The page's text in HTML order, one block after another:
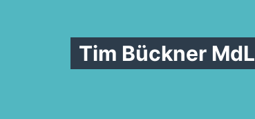
Tim Bückner MdL